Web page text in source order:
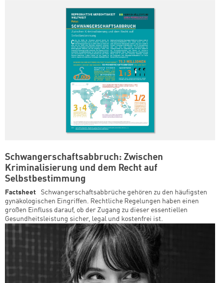
Schwangerschaftsabbruch: Zwischen
Kriminalisierung und dem Recht auf
Selbstbestimmung
Factsheet
Schwangerschaftsabbrüche gehören zu den häufigsten
gynäkologischen Eingriffen. Rechtliche Regelungen haben einen
großen Einfluss darauf, ob der Zugang zu dieser essentiellen
Gesundheitsleistung sicher, legal und kostenfrei ist.